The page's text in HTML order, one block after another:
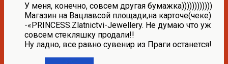
У меня, конечно, совсем другая бумажка))))))))))))
Магазин на Вацлавсой площади,на карточе(чеке)
-«PRINCESS.Zlatnictvi-Jewellery. Не думаю что уж
совсем стекляшку продали!!
Ну ладно, все равно сувенир из Праги останется!